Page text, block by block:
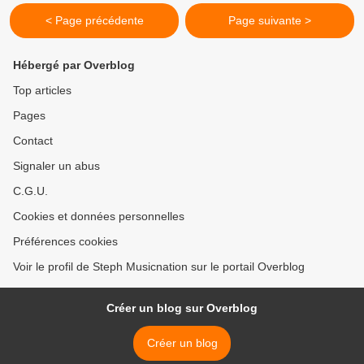
< Page précédente Page suivante >
Hébergé par Overblog
Top articles
Pages
Contact
Signaler un abus
C.G.U.
Cookies et données personnelles
Préférences cookies
Voir le profil de Steph Musicnation sur le portail Overblog
Créer un blog sur Overblog
Créer un blog